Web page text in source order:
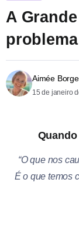
A
Aimée
15 de janeiro
“O que nos
É o que temos